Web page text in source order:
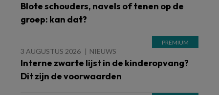
Blote schouders, navels of tenen op de
groep: kan dat?
3 AUGUSTUS 2026 NIEUWS
Interne zwarte lijst in de kinderopvang?
Dit zijn de voorwaarden